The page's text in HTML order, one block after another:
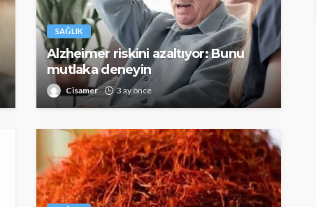
SAĞLIK
Alzheimer riskini azaltıyor: Bunu
mutlaka deneyin
Cisamer 3 ay önce